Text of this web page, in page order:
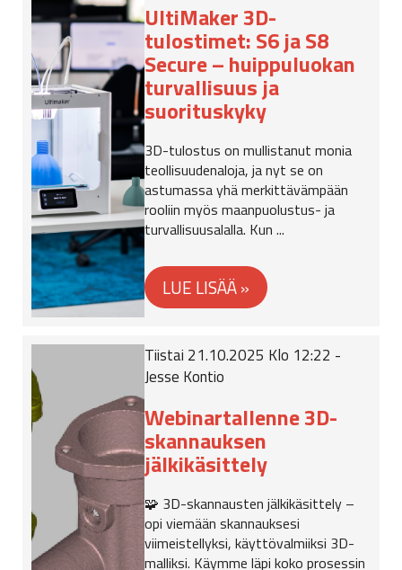
UltiMaker 3D-
tulostimet: S6 ja S8
Secure – huippuluokan
turvallisuus ja
suorituskyky
3D-tulostus on mullistanut monia
teollisuudenaloja, ja nyt se on
astumassa yhä merkittävämpään
rooliin myös maanpuolustus- ja
turvallisuusalalla. Kun ...
Tiistai 21.10.2025 Klo 12:22 -
Jesse Kontio
Webinartallenne 3D-
skannauksen
jälkikäsittely
🧩 3D-skannausten jälkikäsittely –
opi viemään skannauksesi
viimeistellyksi, käyttövalmiiksi 3D-
malliksi. Käymme läpi koko prosessin